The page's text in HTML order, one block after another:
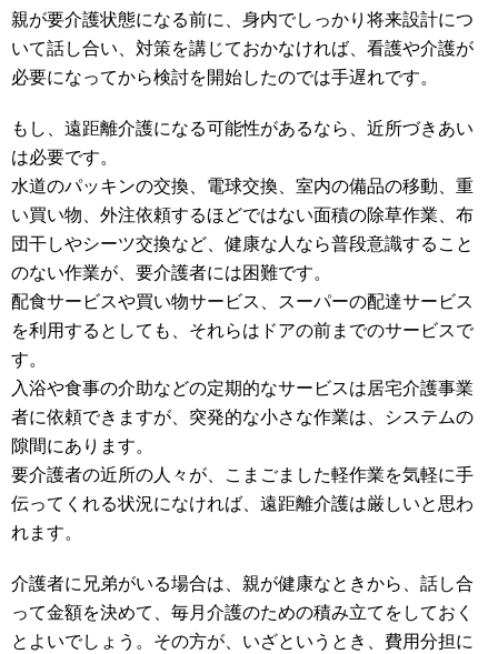
親が要介護状態になる前に、身内でしっかり将来設計につ
いて話し合い、対策を講じておかなければ、看護や介護が
必要になってから検討を開始したのでは手遅れです。
もし、遠距離介護になる可能性があるなら、近所づきあい
は必要です。
水道のパッキンの交換、電球交換、室内の備品の移動、重
い買い物、外注依頼するほどではない面積の除草作業、布
団干しやシーツ交換など、健康な人なら普段意識すること
のない作業が、要介護者には困難です。
配食サービスや買い物サービス、スーパーの配達サービス
を利用するとしても、それらはドアの前までのサービスで
す。
入浴や食事の介助などの定期的なサービスは居宅介護事業
者に依頼できますが、突発的な小さな作業は、システムの
隙間にあります。
要介護者の近所の人々が、こまごました軽作業を気軽に手
伝ってくれる状況になければ、遠距離介護は厳しいと思わ
れます。
介護者に兄弟がいる場合は、親が健康なときから、話し合
って金額を決めて、毎月介護のための積み立てをしておく
とよいでしょう。その方が、いざというとき、費用分担に